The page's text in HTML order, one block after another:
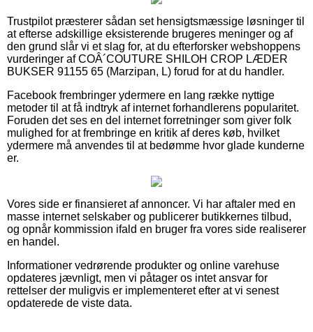
Trustpilot præsterer sådan set hensigtsmæssige løsninger til
at efterse adskillige eksisterende brugeres meninger og af
den grund slår vi et slag for, at du efterforsker webshoppens
vurderinger af COÂ´COUTURE SHILOH CROP LÆDER
BUKSER 91155 65 (Marzipan, L) forud for at du handler.
Facebook frembringer ydermere en lang række nyttige
metoder til at få indtryk af internet forhandlerens popularitet.
Foruden det ses en del internet forretninger som giver folk
mulighed for at frembringe en kritik af deres køb, hvilket
ydermere må anvendes til at bedømme hvor glade kunderne
er.
Vores side er finansieret af annoncer. Vi har aftaler med en
masse internet selskaber og publicerer butikkernes tilbud,
og opnår kommission ifald en bruger fra vores side realiserer
en handel.
Informationer vedrørende produkter og online varehuse
opdateres jævnligt, men vi påtager os intet ansvar for
rettelser der muligvis er implementeret efter at vi senest
opdaterede de viste data.